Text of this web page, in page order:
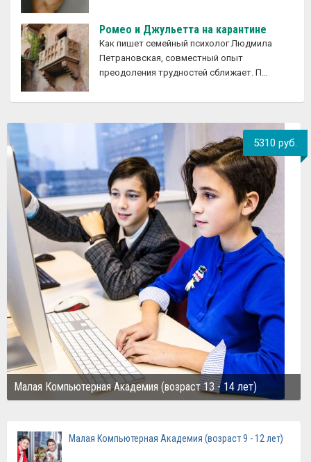
Ромео и Джульетта на карантине
Как пишет семейный психолог Людмила
Петрановская, совместный опыт
преодоления трудностей сближает. П…
5310 руб.
Малая Компьютерная Академия (возраст 13 - 14 лет)
Малая Компьютерная Академия (возраст 9 - 12 лет)